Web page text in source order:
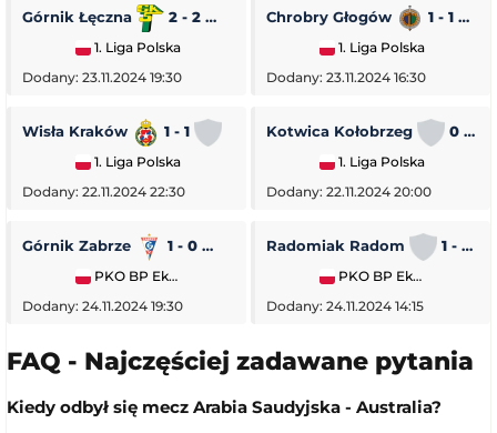
Górnik Łęczna 2 - 2 GKS Tychy
1. Liga Polska
Dodany: 23.11.2024 19:30
Chrobry Głogów 1 - 1
1. Liga Polska
Dodany: 23.11.2024 16:30
Wisła Kraków 1 - 1 Stal Rzeszów
1. Liga Polska
Dodany: 22.11.2024 22:30
Kotwica Kołobrzeg 0 - 5
1. Liga Polska
Dodany: 22.11.2024 20:00
Górnik Zabrze 1 - 0 Piast Gliwice
PKO BP Ekstraklasa
Dodany: 24.11.2024 19:30
Radomiak Radom 1 - 2
PKO BP Ekstraklasa
Dodany: 24.11.2024 14:15
FAQ - Najczęściej zadawane pytania
Kiedy odbył się mecz Arabia Saudyjska - Australia?